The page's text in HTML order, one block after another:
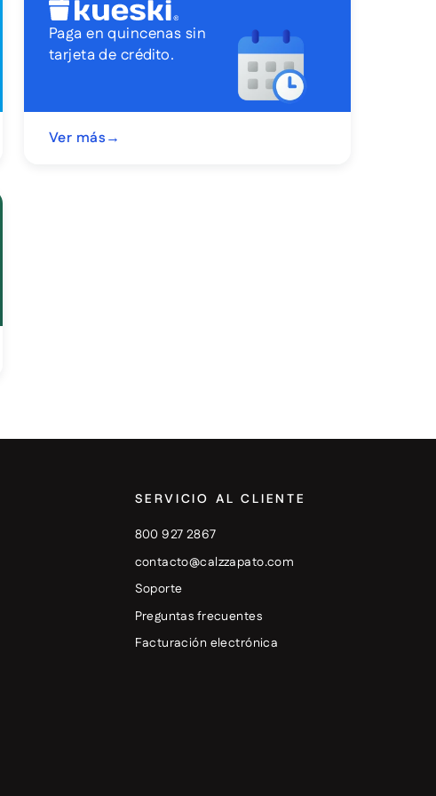
Paga en quincenas sin
tarjeta de crédito.
Ver más→
SERVICIO AL CLIENTE
800 927 2867
contacto@calzzapato.com
Soporte
Preguntas frecuentes
Facturación electrónica